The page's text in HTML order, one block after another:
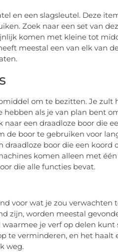
en een slagsleutel. Deze
Zoek naar een set van
komen met kleine tot
meestal een van elk van
om te bezitten. Je zult
als je van plan bent
een draadloze boor die
de boor te gebruiken voor
boor die een koord
komen alleen met
die alle functies bevat.
voor wat je zou verwachten
zijn, worden meestal
je verf op delen kunt
te verminderen, en het haalt
weg.